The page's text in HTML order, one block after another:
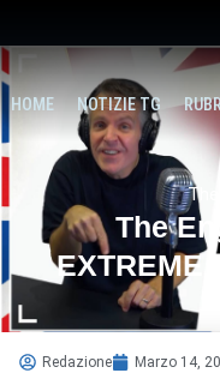
HOME NOTIZIE TG
The
EXTREME
Redazione
Marzo 14,